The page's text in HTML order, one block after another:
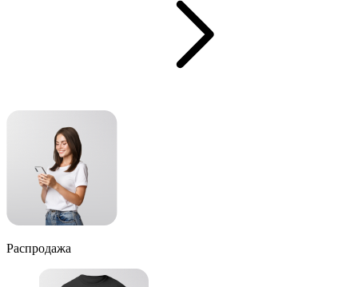
Распродажа